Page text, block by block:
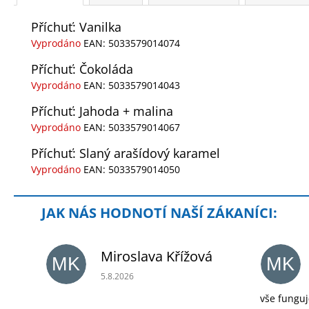
Příchuť: Vanilka
Vyprodáno EAN: 5033579014074
Příchuť: Čokoláda
Vyprodáno EAN: 5033579014043
Příchuť: Jahoda + malina
Vyprodáno EAN: 5033579014067
Příchuť: Slaný arašídový karamel
Vyprodáno EAN: 5033579014050
MK Miroslava Křížová
Hodnocení obchodu je 5 z 5 hvězdiček.
5.8.2026
MK
vše